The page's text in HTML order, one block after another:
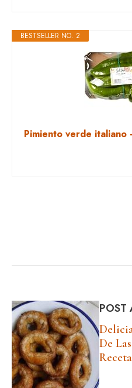
BESTSELLER NO. 2
Pimiento verde italiano
POST
De